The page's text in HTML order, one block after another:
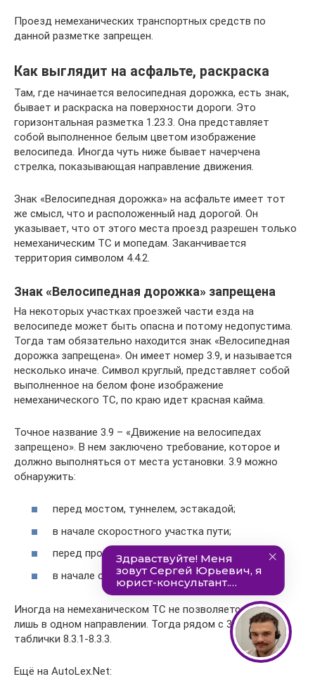
Проезд немеханических транспортных средств по
данной разметке запрещен.
Как выглядит на асфальте, раскраска
Там, где начинается велосипедная дорожка, есть знак,
бывает и раскраска на поверхности дороги. Это
горизонтальная разметка 1.23.3. Она представляет
собой выполненное белым цветом изображение
велосипеда. Иногда чуть ниже бывает начерчена
стрелка, показывающая направление движения.
Знак «Велосипедная дорожка» на асфальте имеет тот
же смысл, что и расположенный над дорогой. Он
указывает, что от этого места проезд разрешен только
немеханическим ТС и мопедам. Заканчивается
территория символом 4.4.2.
Знак «Велосипедная дорожка» запрещена
На некоторых участках проезжей части езда на
велосипеде может быть опасна и потому недопустима.
Тогда там обязательно находится знак «Велосипедная
дорожка запрещена». Он имеет номер 3.9, и называется
несколько иначе. Символ круглый, представляет собой
выполненное на белом фоне изображение
немеханического ТС, по краю идет красная кайма.
Точное название 3.9 – «Движение на велосипедах
запрещено». В нем заключено требование, которое и
должно выполняться от места установки. 3.9 можно
обнаружить:
перед мостом, туннелем, эстакадой;
в начале скоростного участка пути;
перед промышленной зоной;
в начале охраняемой природной территории.
Иногда на немеханическом ТС не позволяется ехать
лишь в одном направлении. Тогда рядом с 3.9 ставят
таблички 8.3.1-8.3.3.
Ещё на AutoLex.Net: